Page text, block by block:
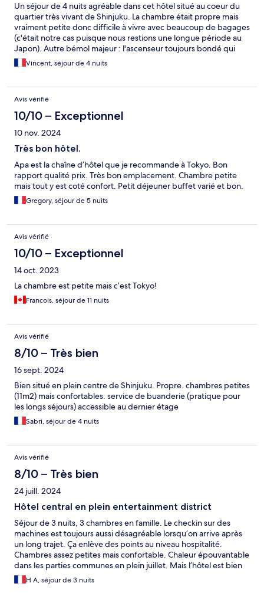
Un séjour de 4 nuits agréable dans cet hôtel situé au coeur du
quartier très vivant de Shinjuku. La chambre était propre mais
vraiment petite donc difficile à vivre avec beaucoup de bagages
(c'était notre cas puisque nous restions une longue période au
Japon). Autre bémol majeur : l'ascenseur toujours bondé qui
obligeait à attendre au moins 10 minutes à chaque entrée /
sortie de l'hôtel.
Vincent, séjour de 4 nuits
Avis vérifié
10/10 – Exceptionnel
10 nov. 2024
Très bon hôtel.
Apa est la chaîne d’hôtel que je recommande à Tokyo. Bon
rapport qualité prix. Très bon emplacement. Chambre petite
mais tout y est coté confort. Petit déjeuner buffet varié et bon.
Gregory, séjour de 5 nuits
Avis vérifié
10/10 – Exceptionnel
14 oct. 2023
La chambre est petite mais c’est Tokyo!
Francois, séjour de 11 nuits
Avis vérifié
8/10 – Très bien
16 sept. 2024
Bien situé en plein centre de Shinjuku. Propre. chambres petites
(11m2) mais confortables. service de buanderie (pratique pour
les longs séjours) accessible au dernier étage
Sabri, séjour de 4 nuits
Avis vérifié
8/10 – Très bien
24 juill. 2024
Hôtel central en plein entertainment district
Séjour de 3 nuits, 3 chambres en famille. Le checkin sur des
machines est toujours aussi désagréable lorsqu’on arrive après
un long trajet. Ça enlève des points au niveau hospitalité.
Chambres assez petites mais confortable. Chaleur épouvantable
dans les parties communes en plein juillet. Mais l’hôtel est bien
situé en face du nouveau Kabukicho tower, et non loin de la
gigantesque gare de Shinjuku et l’accès Shinjuku seibu. Hôtel et
H A, séjour de 3 nuits